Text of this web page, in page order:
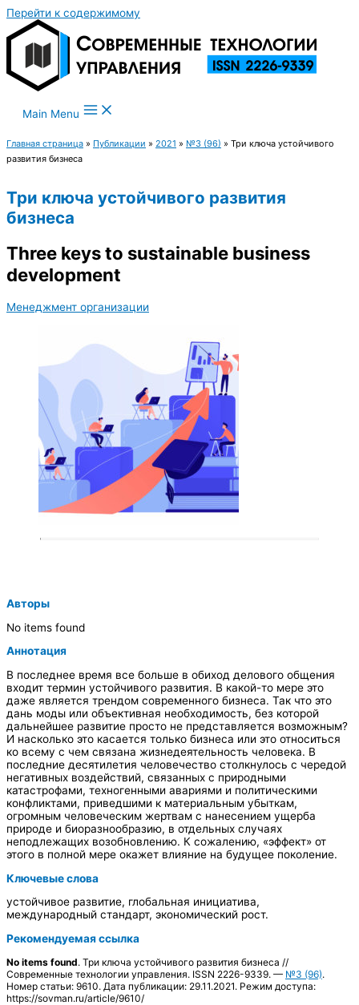
Перейти к содержимому
Main Menu
Главная страница » Публикации » 2021 » №3 (96) » Три ключа устойчивого
развития бизнеса
Три ключа устойчивого развития
бизнеса
Three keys to sustainable business
development
Менеджмент организации
Авторы
No items found
Аннотация
В последнее время все больше в обиход делового общения
входит термин устойчивого развития. В какой-то мере это
даже является трендом современного бизнеса. Так что это
дань моды или объективная необходимость, без которой
дальнейшее развитие просто не представляется возможным?
И насколько это касается только бизнеса или это относиться
ко всему с чем связана жизнедеятельность человека. В
последние десятилетия человечество столкнулось с чередой
негативных воздействий, связанных с природными
катастрофами, техногенными авариями и политическими
конфликтами, приведшими к материальным убыткам,
огромным человеческим жертвам с нанесением ущерба
природе и биоразнообразию, в отдельных случаях
неподлежащих возобновлению. К сожалению, «эффект» от
этого в полной мере окажет влияние на будущее поколение.
Ключевые слова
устойчивое развитие, глобальная инициатива,
международный стандарт, экономический рост.
Рекомендуемая ссылка
No items found. Три ключа устойчивого развития бизнеса //
Современные технологии управления. ISSN 2226-9339. — №3 (96).
Номер статьи: 9610. Дата публикации: 29.11.2021. Режим доступа:
https://sovman.ru/article/9610/